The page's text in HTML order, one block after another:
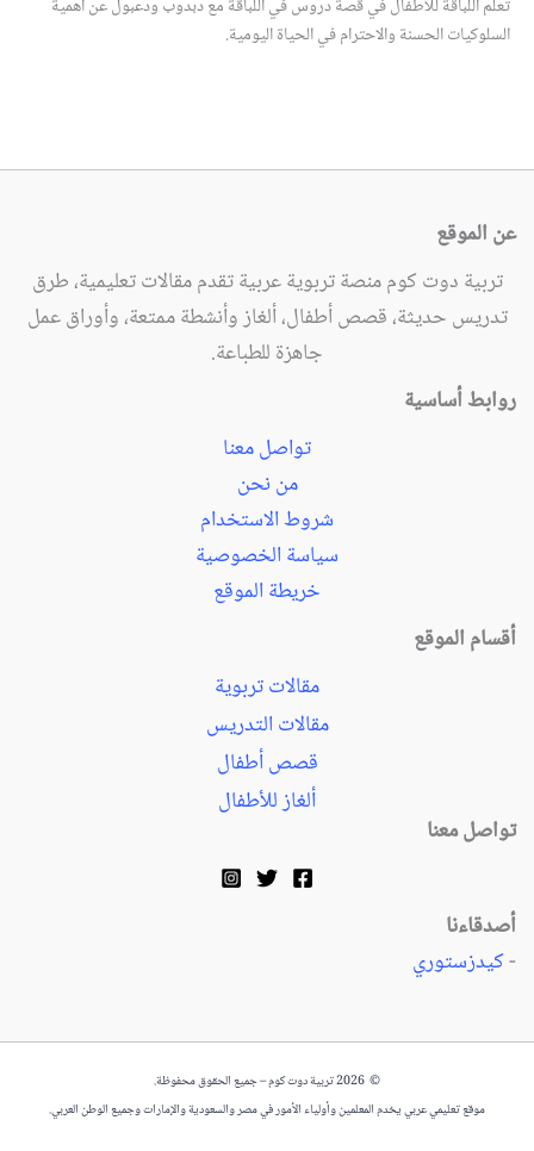
تعلم اللباقة للأطفال في قصة دروس في اللباقة مع دبدوب ودعبول عن أهمية
السلوكيات الحسنة والاحترام في الحياة اليومية.
عن الموقع
تربية دوت كوم منصة تربوية عربية تقدم مقالات تعليمية، طرق
تدريس حديثة، قصص أطفال، ألغاز وأنشطة ممتعة، وأوراق عمل
جاهزة للطباعة.
روابط أساسية
تواصل معنا
من نحن
شروط الاستخدام
سياسة الخصوصية
خريطة الموقع
أقسام الموقع
مقالات تربوية
مقالات التدريس
قصص أطفال
ألغاز للأطفال
تواصل معنا
أصدقاءنا
-كيدزستوري
© 2026 تربية دوت كوم – جميع الحقوق محفوظة.
موقع تعليمي عربي يخدم المعلمين وأولياء الأمور في مصر والسعودية والإمارات وجميع الوطن العربي.